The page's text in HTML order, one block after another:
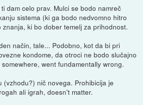
dam celo prav. Mulci se bodo namreč
sistema (ki ga bodo nedvomno hitro
ki bo dober temelj za prihodnost.
način, tale... Podobno, kot da bi pri
kondome, da otroci ne bodo slučajno
went fundamentally wrong.
(vzhodu?) nič novega. Prohibicija je
ali igrah, doesn't matter.